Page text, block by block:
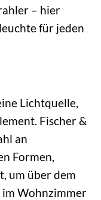
– hier
für jeden
Lichtquelle,
Fischer &
an
Formen,
um über dem
im Wohnzimmer